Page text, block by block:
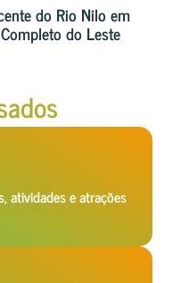
do Rio Nilo em
do Leste
atividades e atrações